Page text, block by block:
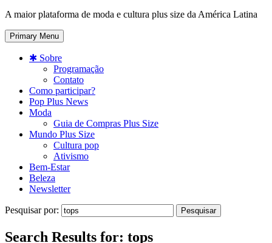
A maior plataforma de moda e cultura plus size da América Latina
Primary Menu
✱ Sobre
Programação
Contato
Como participar?
Pop Plus News
Moda
Guia de Compras Plus Size
Mundo Plus Size
Cultura pop
Ativismo
Bem-Estar
Beleza
Newsletter
Pesquisar por:
Search Results for: tops